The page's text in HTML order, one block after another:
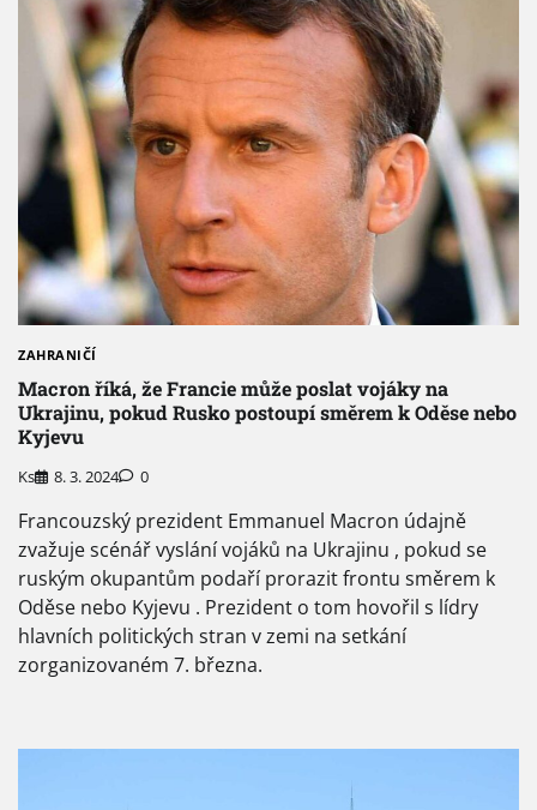
ZAHRANIČÍ
Macron říká, že Francie může poslat vojáky na
Ukrajinu, pokud Rusko postoupí směrem k Oděse nebo
Kyjevu
Ks 8. 3. 2024 0
Francouzský prezident Emmanuel Macron údajně
zvažuje scénář vyslání vojáků na Ukrajinu , pokud se
ruským okupantům podaří prorazit frontu směrem k
Oděse nebo Kyjevu . Prezident o tom hovořil s lídry
hlavních politických stran v zemi na setkání
zorganizovaném 7. března.